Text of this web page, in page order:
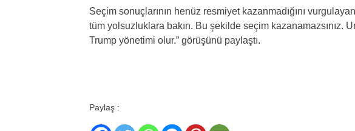
Seçim sonuçlarının henüz resmiyet kazanmadığını
tüm yolsuzluklara bakın. Bu şekilde seçim kazanamazsınız.
Trump yönetimi olur.” görüşünü paylaştı.
Paylaş :